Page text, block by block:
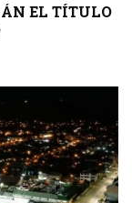
EL TÍTULO